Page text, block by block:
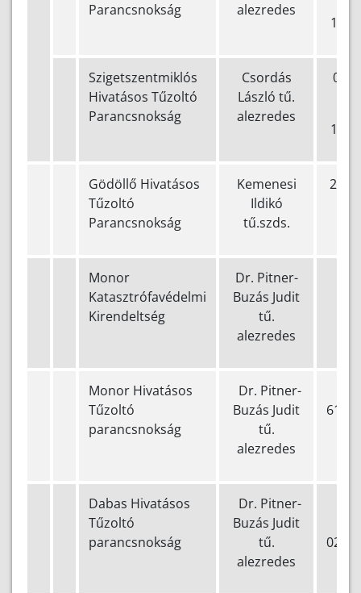
Parancsnokság
alezredes
112
Szigetszentmiklós
Hivatásos Tűzoltó
Parancsnokság
Csordás
László tű.
alezredes
112
Gödöllő Hivatásos
Tűzoltó
Parancsnokság
Kemenesi
Ildikó
tű.szds.
28/
Monor
Katasztrófavédelmi
Kirendeltség
Dr. Pitner-
Buzás Judit
tű.
alezredes
Monor Hivatásos
Tűzoltó
parancsnokság
Dr. Pitner-
Buzás Judit
tű.
alezredes
610-
Dabas Hivatásos
Tűzoltó
parancsnokság
Dr. Pitner-
Buzás Judit
tű.
alezredes
020